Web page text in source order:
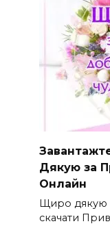
Дякую за
Онлайн
Щиро дякую
скачати